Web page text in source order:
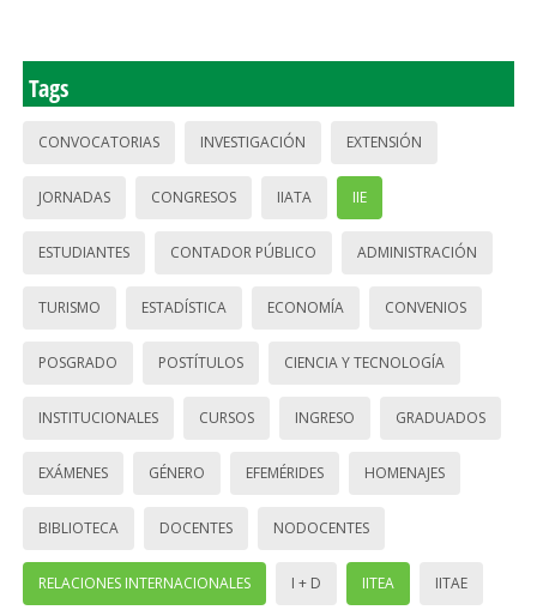
Tags
CONVOCATORIAS INVESTIGACIÓN EXTENSIÓN
JORNADAS CONGRESOS IIATA IIE
ESTUDIANTES CONTADOR PÚBLICO ADMINISTRACIÓN
TURISMO ESTADÍSTICA ECONOMÍA CONVENIOS
POSGRADO POSTÍTULOS CIENCIA Y TECNOLOGÍA
INSTITUCIONALES CURSOS INGRESO GRADUADOS
EXÁMENES GÉNERO EFEMÉRIDES HOMENAJES
BIBLIOTECA DOCENTES NODOCENTES
RELACIONES INTERNACIONALES I + D IITEA IITAE